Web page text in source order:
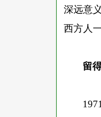
深远意
西方人
留